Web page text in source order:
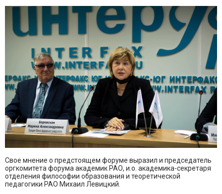
Свое мнение о предстоящем форуме выразил и председатель
оргкомитета форума академик РАО, и.о. академика-секретаря
отделения философии образования и теоретической
педагогики РАО Михаил Левицкий.